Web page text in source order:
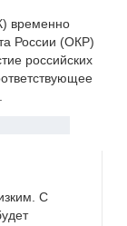
временно
России (ОКР)
российских
С